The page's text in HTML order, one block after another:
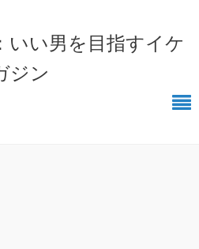
いい男を目指すイケ
ジン